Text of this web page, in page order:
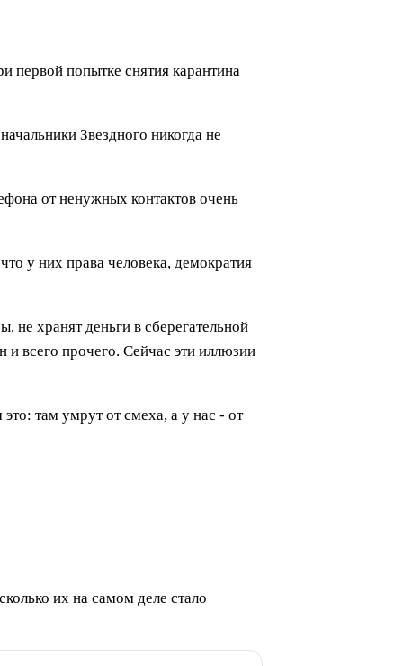
первой попытке снятия карантина
Звездного никогда не
от ненужных контактов очень
у них права человека, демократия
хранят деньги в сберегательной
и всего прочего. Сейчас эти иллюзии
там умрут от смеха, а у нас - от
их на самом деле стало